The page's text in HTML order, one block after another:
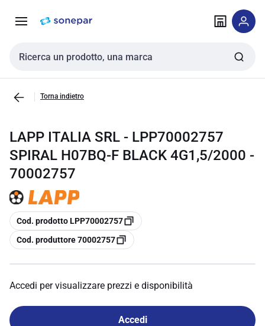
navigazione alla
Cerca input
Torna indietro
LAPP ITALIA SRL - LPP70002757
SPIRAL H07BQ-F BLACK 4G1,5/2000 -
70002757
copia
Cod. prodotto LPP70002757
copia
Cod. produttore 70002757
Accedi per visualizzare prezzi e disponibilità
Accedi